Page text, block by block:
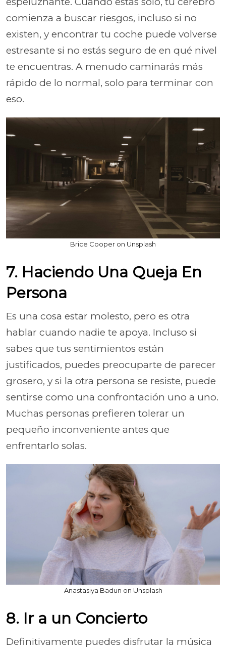
comienza a buscar riesgos, incluso si no
existen, y encontrar tu coche puede volverse
estresante si no estás seguro de en qué nivel
te encuentras. A menudo caminarás más
rápido de lo normal, solo para terminar con
eso.
Brice Cooper on Unsplash
7. Haciendo Una Queja En
Persona
Es una cosa estar molesto, pero es otra
hablar cuando nadie te apoya. Incluso si
sabes que tus sentimientos están
justificados, puedes preocuparte de parecer
grosero, y si la otra persona se resiste, puede
sentirse como una confrontación uno a uno.
Muchas personas prefieren tolerar un
pequeño inconveniente antes que
enfrentarlo solas.
Anastasiya Badun on Unsplash
8. Ir a un Concierto
Definitivamente puedes disfrutar la música